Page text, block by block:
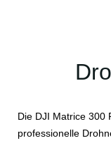
Die DJI Matrice 300
professionelle